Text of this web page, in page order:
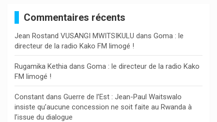
c
h
e
r
Commentaires récents
Jean Rostand VUSANGI MWITSIKULU dans Goma : le
directeur de la radio Kako FM limogé !
Rugamika Kethia dans Goma : le directeur de la radio Kako
FM limogé !
Constant dans Guerre de l’Est : Jean-Paul Waitswalo
insiste qu’aucune concession ne soit faite au Rwanda à
l’issue du dialogue